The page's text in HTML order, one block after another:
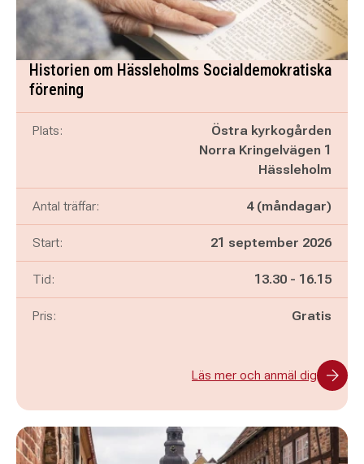
Historien om Hässleholms Socialdemokratiska
förening
Plats:
Östra kyrkogården
Norra Kringelvägen 1
Hässleholm
Antal träffar: 4 (måndagar)
Start: 21 september 2026
Tid: Pågår mellan
13.30 - och
16.15
Pris: Gratis
Läs mer och anmäl dig